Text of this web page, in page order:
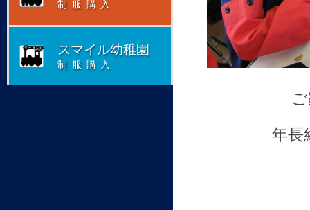
年長
制服購入
スマイル幼稚園
制服購入